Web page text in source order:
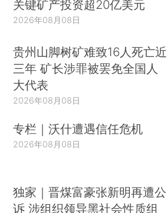
关键矿产投资超20亿美元
2026年08月08日
贵州山脚树矿难致16人死亡近
三年 矿长涉罪被罢免全国人
大代表
2026年08月08日
专栏｜沃什遭遇信任危机
2026年08月08日
独家｜晋煤富豪张新明再遭公
诉 涉组织领导黑社会性质组